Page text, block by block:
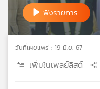
เอส
แผนที่
ฟังรายการ
วันที่เผยแพร่ : 19 มิ.ย. 67
เพิ่มในเพลย์ลิสต์